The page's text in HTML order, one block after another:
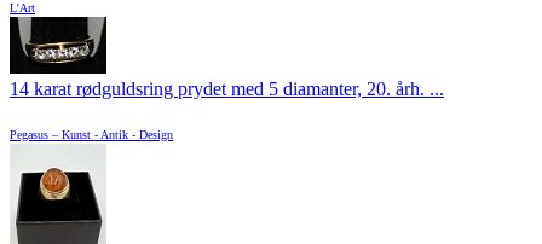
L'Art
14 karat rødguldsring prydet med 5 diamanter, 20. årh. ...
Pegasus – Kunst - Antik - Design